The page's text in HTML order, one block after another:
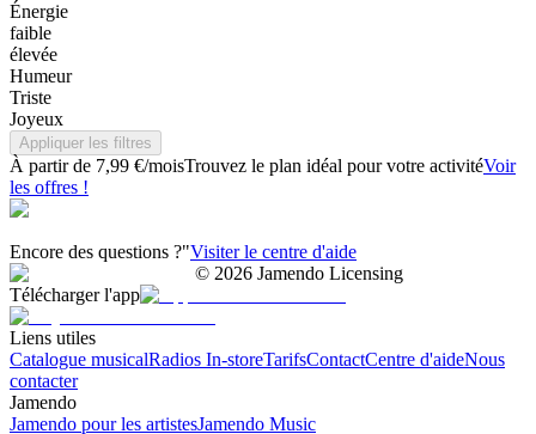
Énergie
faible
élevée
Humeur
Triste
Joyeux
Appliquer les filtres
À partir de 7,99 €/moisTrouvez le plan idéal pour votre activitéVoir
les offres !
Encore des questions ?"Visiter le centre d'aide
© 2026 Jamendo Licensing
Télécharger l'app
Liens utiles
Catalogue musicalRadios In-storeTarifsContactCentre d'aideNous
contacter
Jamendo
Jamendo pour les artistesJamendo Music